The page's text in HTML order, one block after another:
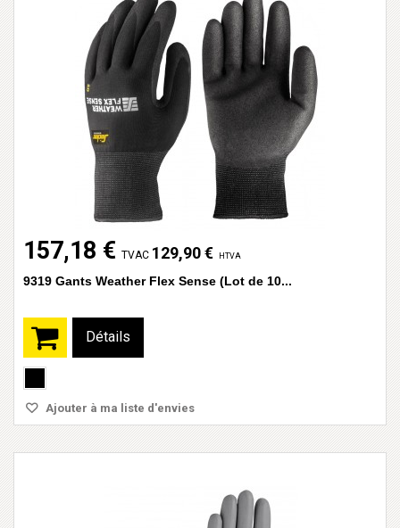
157,18 € TVAC 129,90 € HTVA
9319 Gants Weather Flex Sense (Lot de 10...
Détails
Ajouter à ma liste d'envies